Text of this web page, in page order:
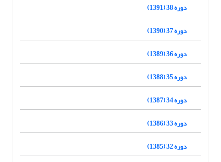
دوره 38 (1391)
دوره 37 (1390)
دوره 36 (1389)
دوره 35 (1388)
دوره 34 (1387)
دوره 33 (1386)
دوره 32 (1385)